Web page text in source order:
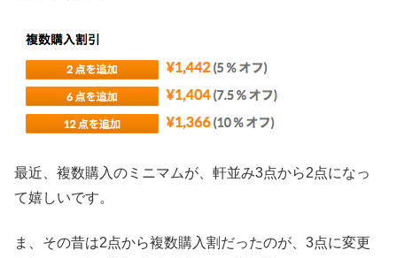
最近、複数購入のミニマムが、軒並み3点から2点になっ
て嬉しいです。
ま、その昔は2点から複数購入割だったのが、3点に変更